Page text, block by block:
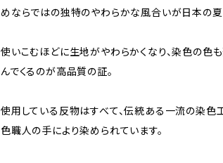
めならではの独特のやわらかな風合いが日本の夏
使いこむほどに生地がやわらかくなり、染色の色
んでくるのが高品質の証。
使用している反物はすべて、伝統ある一流の染色
色職人の手により染められています。